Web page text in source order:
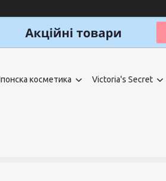
косметика Victoria's Secret